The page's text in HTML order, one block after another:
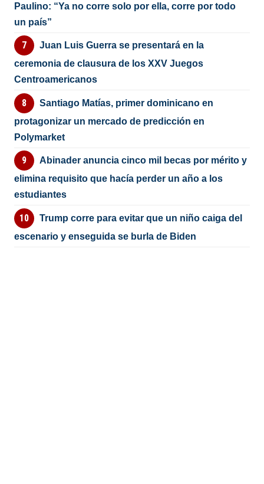
Paulino: “Ya no corre solo por ella, corre por todo
un país”
Juan Luis Guerra se presentará en la
ceremonia de clausura de los XXV Juegos
Centroamericanos
Santiago Matías, primer dominicano en
protagonizar un mercado de predicción en
Polymarket
Abinader anuncia cinco mil becas por mérito y
elimina requisito que hacía perder un año a los
estudiantes
Trump corre para evitar que un niño caiga del
escenario y enseguida se burla de Biden